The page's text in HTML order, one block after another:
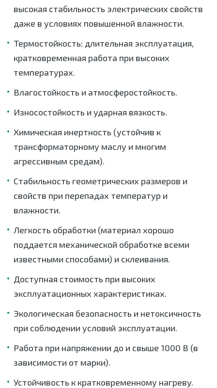
высокая стабильность электрических свойств
даже в условиях повышенной влажности.
Термостойкость: длительная эксплуатация,
кратковременная работа при высоких
температурах.
Влагостойкость и атмосферостойкость.
Износостойкость и ударная вязкость.
Химическая инертность (устойчив к
трансформаторному маслу и многим
агрессивным средам).
Стабильность геометрических размеров и
свойств при перепадах температур и
влажности.
Легкость обработки (материал хорошо
поддается механической обработке всеми
известными способами) и склеивания.
Доступная стоимость при высоких
эксплуатационных характеристиках.
Экологическая безопасность и нетоксичность
при соблюдении условий эксплуатации.
Работа при напряжении до и свыше 1000 В (в
зависимости от марки).
Устойчивость к кратковременному нагреву.